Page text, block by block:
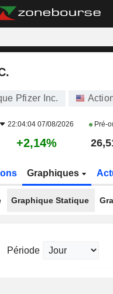
Pfizer Inc.
22:04:04 07/08/2026 Pré-
+2,14%
Graphiques
Graphique Statique
Période